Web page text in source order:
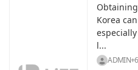
Korea
l...